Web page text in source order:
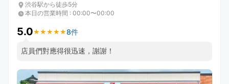
渋谷駅から徒歩5分
本日の営業時間 : 00:00〜00:00
5.0★ ★ ★ ★ ★
★ ★ ★ ★ ★8件
店員們對應得很迅速，謝謝！